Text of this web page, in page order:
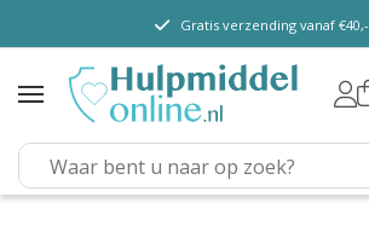
TENA Lady
TENA Men
TENA Pants (m/v)
Gratis verzending vanaf €40,-